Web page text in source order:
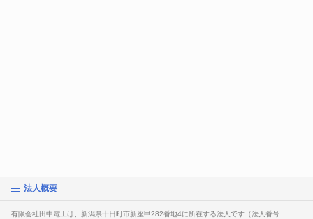
法人概要
有限会社田中電工は、新潟県十日町市新座甲282番地4に所在する法人です（法人番号: